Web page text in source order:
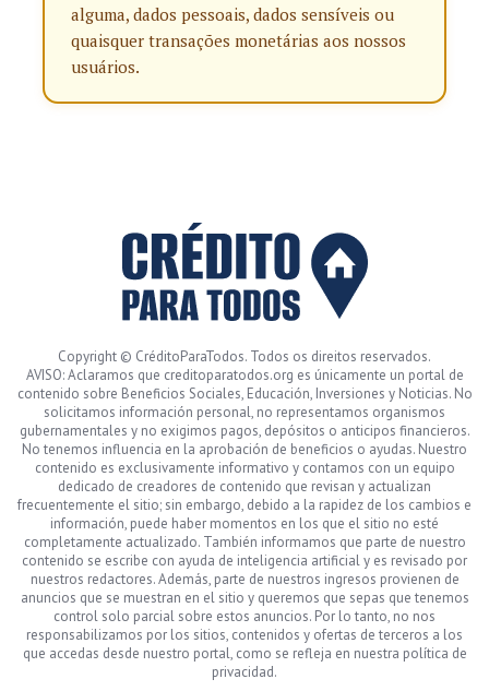
alguma, dados pessoais, dados sensíveis ou
quaisquer transações monetárias aos nossos
usuários.
Copyright © CréditoParaTodos. Todos os direitos reservados.
AVISO: Aclaramos que creditoparatodos.org es únicamente un portal de
contenido sobre Beneficios Sociales, Educación, Inversiones y Noticias. No
solicitamos información personal, no representamos organismos
gubernamentales y no exigimos pagos, depósitos o anticipos financieros.
No tenemos influencia en la aprobación de beneficios o ayudas. Nuestro
contenido es exclusivamente informativo y contamos con un equipo
dedicado de creadores de contenido que revisan y actualizan
frecuentemente el sitio; sin embargo, debido a la rapidez de los cambios e
información, puede haber momentos en los que el sitio no esté
completamente actualizado. También informamos que parte de nuestro
contenido se escribe con ayuda de inteligencia artificial y es revisado por
nuestros redactores. Además, parte de nuestros ingresos provienen de
anuncios que se muestran en el sitio y queremos que sepas que tenemos
control solo parcial sobre estos anuncios. Por lo tanto, no nos
responsabilizamos por los sitios, contenidos y ofertas de terceros a los
que accedas desde nuestro portal, como se refleja en nuestra política de
privacidad.